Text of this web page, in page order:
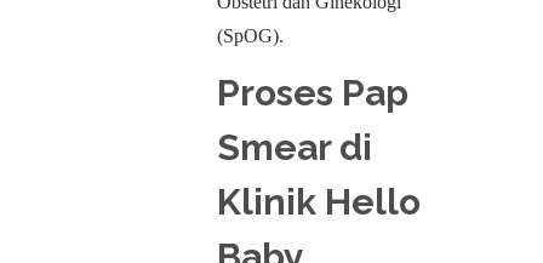
(SpOG).
Proses Pap
Smear di
Klinik Hello